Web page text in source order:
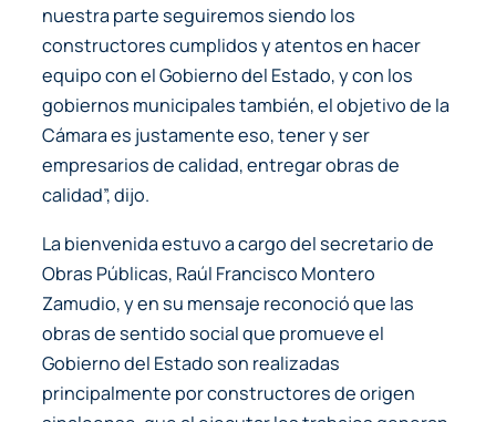
nuestra parte seguiremos siendo los
constructores cumplidos y atentos en hacer
equipo con el Gobierno del Estado, y con los
gobiernos municipales también, el objetivo de la
Cámara es justamente eso, tener y ser
empresarios de calidad, entregar obras de
calidad”, dijo.
La bienvenida estuvo a cargo del secretario de
Obras Públicas, Raúl Francisco Montero
Zamudio, y en su mensaje reconoció que las
obras de sentido social que promueve el
Gobierno del Estado son realizadas
principalmente por constructores de origen